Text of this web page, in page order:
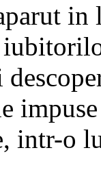
in
intr-o